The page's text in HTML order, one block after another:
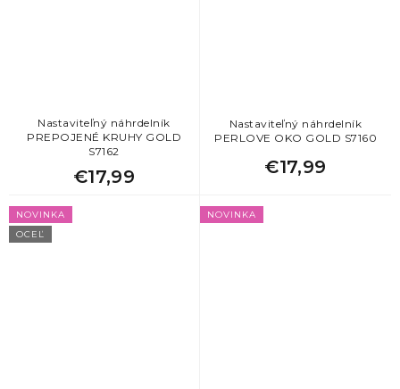
Nastaviteľný náhrdelník
PREPOJENÉ KRUHY GOLD
S7162
€17,99
Nastaviteľný náhrdelník
PERLOVE OKO GOLD S7160
€17,99
NOVINKA
OCEĽ
NOVINKA